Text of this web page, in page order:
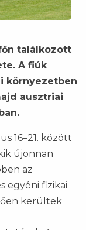
találkozott
A fiúk
környezetben
ausztriai
16–21. között
újonnan
az
egyéni fizikai
kerültek